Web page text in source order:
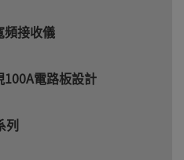
頻接收儀
電路板設計
列